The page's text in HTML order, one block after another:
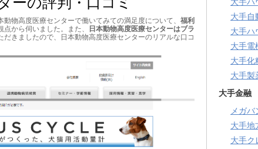
物高度医療センターで働いてみての満足度について、 福利
点から伺いました。また、
日本動物高度医療センターはブラ
だきましたので、日本動物高度医療センターのリアルな口コ
大手ハ
大手自
大手ハ
大手電
大手化
大手製
大手金融
メガバ
大手地
大手ク